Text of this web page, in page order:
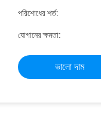
পরিশোধের শর্ত:
যোগানের ক্ষমতা:
ভালো দাম